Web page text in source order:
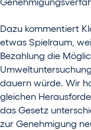
Dazu kommentiert
etwas Spielraum,
Bezahlung die
dauern würde. Wir
gleichen
das Gesetz
zur Genehmigung